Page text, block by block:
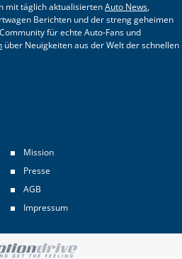
mit täglich aktualisiertenAuto News,
Berichten und der streng geheimen
für echte Auto-Fans und
über Neuigkeiten aus der Welt der schnellen
Mission
Presse
AGB
Impressum